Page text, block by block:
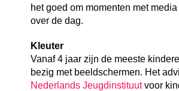
het goed om momenten met
over de dag.
Kleuter
Vanaf 4 jaar zijn de meeste
bezig met beeldschermen. Het
Nederlands Jeugdinstituutvoor